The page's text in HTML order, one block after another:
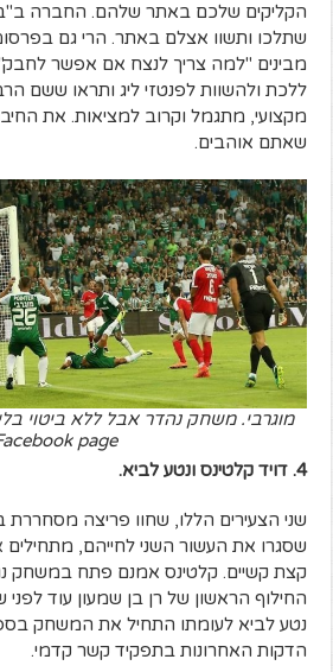
הקליקים שלכם באתר שלהם. החברה
שתלכו ותשוו אצלם באתר. הרי גם
מבינים "למה צריך לנצח אם אפשר
ללכת ולהשוות לפנטזי ליג ותראו ששם
מקצועי, מתגמל וקרוב למציאות. את
שאתם אוהבים.
page
4. דויד קלטינס ונטע לביא.
שני הצעירים הללו, שחוו פריצה מסחררת
שסגרו את העשור השני לחייהם,
קצת קשיים. קלטינס אמנם פתח במשחק
הדקות האחרונות בתפקיד קשר קדמי.